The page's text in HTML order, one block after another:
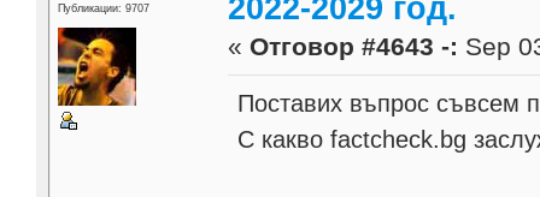
Публикации: 9707
2022-2029 год.
« Отговор #4643 -: Sep
Поставих въпрос съвсем
С какво factcheck.bg